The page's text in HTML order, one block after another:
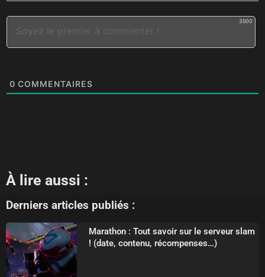
3500
0 COMMENTAIRES
À lire aussi :
Derniers articles publiés :
Marathon : Tout savoir sur le serveur slam
! (date, contenu, récompenses…)